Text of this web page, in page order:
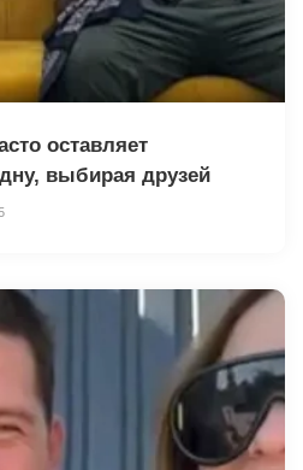
оставляет
выбирая друзей